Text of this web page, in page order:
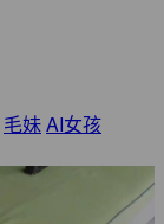
毛妹AI女孩